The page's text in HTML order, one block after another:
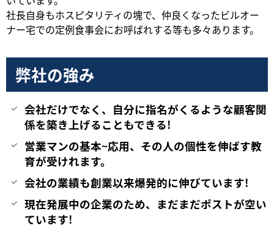
社長自身もホスピタリティの塊で、仲良くなったビルオー
ナー宅での定例食事会にお呼ばれする等も多々あります。
弊社の強み
会社だけでなく、自分に指名がくるような顧客関
係を築き上げることもできる!
営業マンの基本~応用、その人の個性を伸ばす教
育が受けれます。
会社の業績も創業以来爆発的に伸びています!
現在発展中の企業のため、まだまだポストが空い
ています!